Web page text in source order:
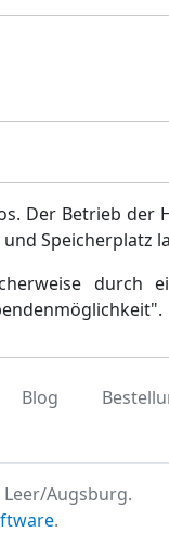
Der Betrieb der
Speicherplatz
durch
Blog
Leer/Augsburg.
.